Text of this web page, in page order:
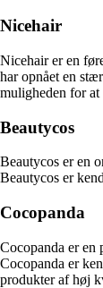
Nicehair
Nicehair er en
har opnået en
muligheden for at
Beautycos
Beautycos er en
Beautycos er
Cocopanda
Cocopanda er en
Cocopanda er
produkter af høj